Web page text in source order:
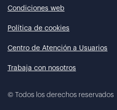
Condiciones web
Política de cookies
Centro de Atención a Usuarios
Trabaja con nosotros
© Todos los derechos reservados